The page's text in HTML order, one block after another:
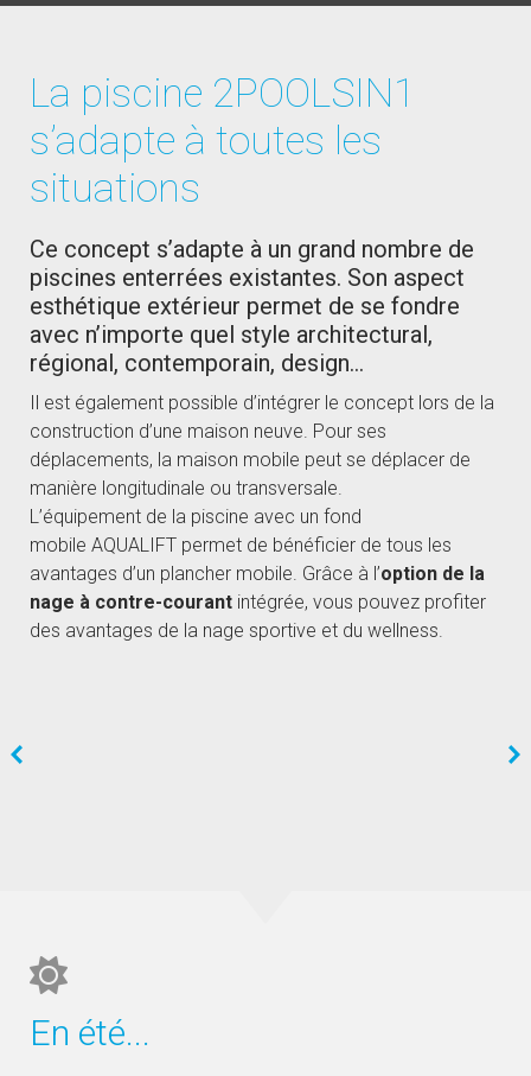
La piscine 2POOLSIN1
s’adapte à toutes les
situations
Ce concept s’adapte à un grand nombre de
piscines enterrées existantes. Son aspect
esthétique extérieur permet de se fondre
avec n’importe quel style architectural,
régional, contemporain, design…
Il est également possible d’intégrer le concept lors de la
construction d’une maison neuve. Pour ses
déplacements, la maison mobile peut se déplacer de
manière longitudinale ou transversale.
L’équipement de la piscine avec un fond
mobile AQUALIFT permet de bénéficier de tous les
avantages d’un plancher mobile. Grâce à l’option de la
nage à contre-courant intégrée, vous pouvez profiter
des avantages de la nage sportive et du wellness.
En été...